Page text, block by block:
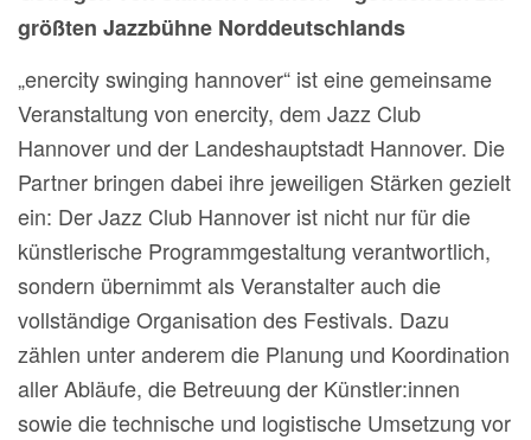
größten Jazzbühne Norddeutschlands
„enercity swinging hannover“ ist eine gemeinsame
Veranstaltung von enercity, dem Jazz Club
Hannover und der Landeshauptstadt Hannover. Die
Partner bringen dabei ihre jeweiligen Stärken gezielt
ein: Der Jazz Club Hannover ist nicht nur für die
künstlerische Programmgestaltung verantwortlich,
sondern übernimmt als Veranstalter auch die
vollständige Organisation des Festivals. Dazu
zählen unter anderem die Planung und Koordination
aller Abläufe, die Betreuung der Künstler:innen
sowie die technische und logistische Umsetzung vor